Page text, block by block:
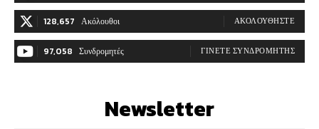
128,657 Ακόλουθοι ΑΚΟΛΟΥΘΉΣΤΕ
97,058 Συνδρομητές ΓΊΝΕΤΕ ΣΥΝΔΡΟΜΗΤΉΣ
Newsletter